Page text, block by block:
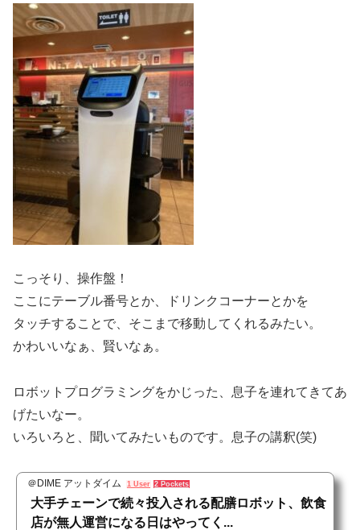
こっそり、操作盤！
ここにテーブル番号とか、ドリンクコーナーとかを
タッチすることで、そこまで移動してくれるみたい。
かわいいなぁ、賢いなぁ。
ロボットプログラミングをかじった、息子を連れてきてあ
げたいなー。
いろいろと、聞いてみたいものです。息子の講釈(笑)
＠DIME アットダイム 1 User 2 Pockets
大手チェーンで続々投入される配膳ロボット、飲食
店が無人運営になる日はやってく...